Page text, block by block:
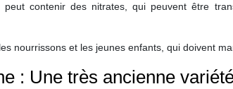
contenir des nitrates, qui peuvent être
nourrissons et les jeunes enfants, qui doivent
: Une très ancienne